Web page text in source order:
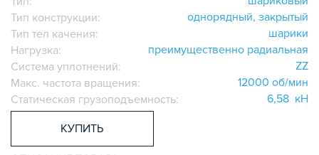
ШАРНИРНЫЕ И ПОДВИЖНЫЕ СОЕДИНИТЕЛИ
НАБОРЫ
ПЕТЛИ, РУЧКИ, ЗАМКИ, ЗАЩЕЛКИ
ЭЛЕМЕНТЫ ДЛЯ КРЕПЛЕНИЯ КАБЕЛЕЙ,
ПАНЕЛЕЙ, ЛИСТА, СЕТКИ
Тип конструкции:
однорядный, закрытый
Тип тел качения:
шарики
Нагрузка:
преимущественно радиальная
Система уплотнений:
ZZ
Макс. частота вращения:
12000 об/мин
Статическая грузоподъемность:
6,58 кН
КУПИТЬ